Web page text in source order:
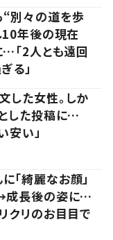
“別々の道を歩
10年後の現在
「2人とも遠回
る」
した女性。しか
した投稿に…
安い」
「綺麗なお顔」
→成長後の姿に…
クリのお目目で